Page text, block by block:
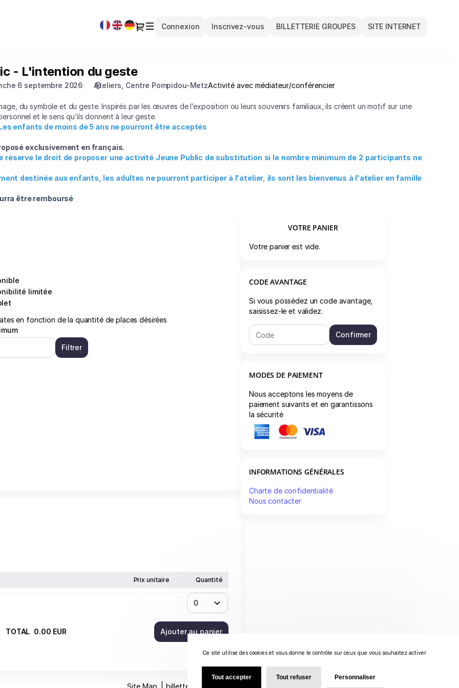
Langue
Dialogue
Connexion Inscrivez-vous BILLETTERIE GROUPES SITE INTERNET
- L'intention du geste
6 septembre 2026 Ateliers Centre Pompidou-MetzActivité avec médiateur/conférencier
du symbole et du geste. Inspirés par les œuvres de l’exposition ou leurs souvenirs familiaux, ils créent un motif sur une
et le sens qu’ils donnent à leur geste.
enfants de moins de 5 ans ne pourront être acceptés
exclusivement en français.
réserve le droit de proposer une activité Jeune Public de substitution si le nombre minimum de 2 participants ne
destinée aux enfants, les adultes ne pourront participer à l'atelier, ils sont les bienvenus à l'atelier en famille
être remboursé
limitée
en fonction de la quantité de places désirées
Filtrer
Quantité
Prix unitaire
TOTAL 0.00 EUR Ajouter au panier
VOTRE PANIER
Votre panier est vide.
CODE AVANTAGE
Si vous possédez un code avantage,
saisissez-le et validez.
Confirmer
MODES DE PAIEMENT
Nous acceptons les moyens de
paiement suivants et en garantissons
la sécurité
INFORMATIONS GÉNÉRALES
Charte de confidentialité
Nous contacter
Site Map billetterie@centrepompidou-metz.fr Charte de confidentialité
Ce site utilise des cookies et vous donne le contrôle sur ceux que vous souhaitez activer
Tout accepter Tout refuser Personnaliser